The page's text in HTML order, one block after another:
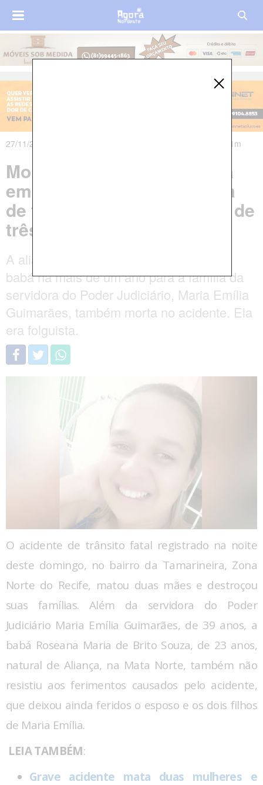
27/11/2017 às 10h21m - Atualizado em 27/11/2017 às 16h11m
Moradora de Aliança morta
em acidente estava grávida
de três meses e deixa filha de
três anos
A aliancense Roseana trabalhava como
babá há mais de um ano para a família da
servidora do Poder Judiciário, Maria Emília
Guimarães, também morta no acidente. Ela
era folguista.
O acidente de trânsito fatal registrado na noite
deste domingo, no bairro da Tamarineira, Zona
Norte do Recife, matou duas mães e destroçou
suas famílias. Além da servidora do Poder
Judiciário Maria Emília Guimarães, de 39 anos, a
babá Roseana Maria de Brito Souza, de 23 anos,
natural de Aliança, na Mata Norte, também não
resistiu aos ferimentos causados pelo acidente,
que deixou ainda feridos o esposo e os dois filhos
de Maria Emília.
LEIA TAMBÉM:
Grave acidente mata duas mulheres e